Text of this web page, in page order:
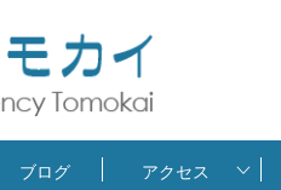
ブログ アクセス